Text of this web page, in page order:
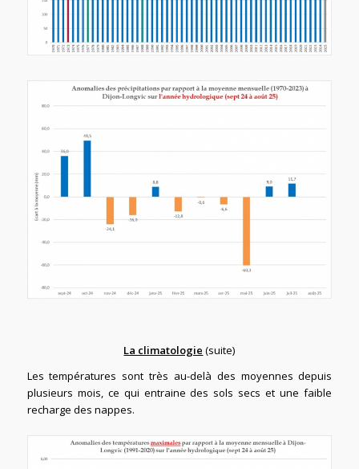
La climatologie (suite)
Les températures sont très au-delà des moyennes depuis
plusieurs mois, ce qui entraine des sols secs et une faible
recharge des nappes.